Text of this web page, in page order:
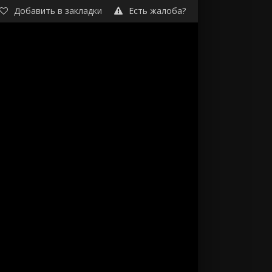
Добавить в закладки Есть жалоба?